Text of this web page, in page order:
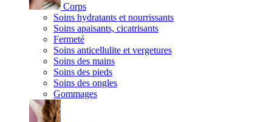
Corps
Soins hydratants et nourrissants
Soins apaisants, cicatrisants
Fermeté
Soins anticellulite et vergetures
Soins des mains
Soins des pieds
Soins des ongles
Gommages